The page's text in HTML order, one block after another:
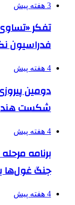
3 هفته پیش
تفکر
فدراسیون
4 هفته پیش
دومین
شکست هند
4 هفته پیش
برنامه
جنگ غول‌ها
4 هفته پیش